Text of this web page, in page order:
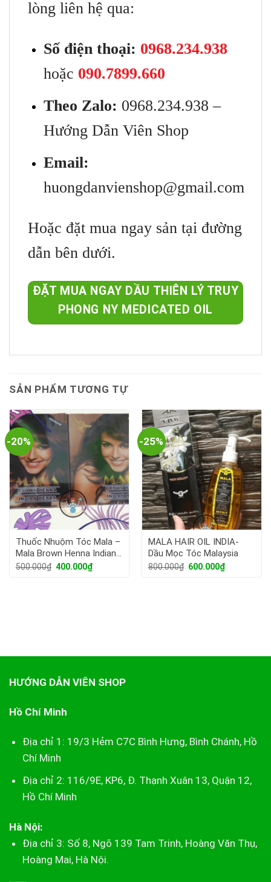
lòng liên hệ qua:
Số điện thoại: 0968.234.938
hoặc 090.7899.660
Theo Zalo: 0968.234.938 –
Hướng Dẫn Viên Shop
Email:
huongdanvienshop@gmail.com
Hoặc đặt mua ngay sản tại đường
dẫn bên dưới.
ĐẶT MUA NGAY DẦU THIÊN LÝ TRUY
PHONG NY MEDICATED OIL
SẢN PHẨM TƯƠNG TỰ
-20%
Thuốc Nhuộm Tóc Mala –
Mala Brown Henna Indian
Herbs
500.000₫ Giá
400.000₫Giá
hiện
-25%
MALA HAIR OIL INDIA-
Dầu Mọc Tóc Malaysia
800.000₫ Giá
600.000₫Giá
hiện
HƯỚNG DẪN VIÊN SHOP
Hồ Chí Minh
Địa chỉ 1: 19/3 Hẻm C7C Bình Hưng, Bình Chánh, Hồ
Chí Minh
Địa chỉ 2: 116/9E, KP6, Đ. Thạnh Xuân 13, Quận 12,
Hồ Chí Minh
Hà Nội:
Địa chỉ 3: Số 8, Ngõ 139 Tam Trinh, Hoàng Văn Thụ,
Hoàng Mai, Hà Nội.